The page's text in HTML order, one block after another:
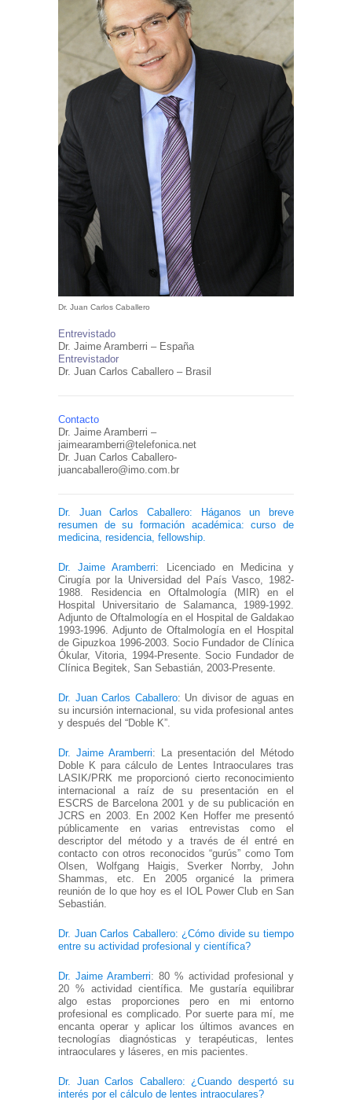
Dr. Juan Carlos Caballero
Entrevistado
Dr. Jaime Aramberri – España
Entrevistador
Dr. Juan Carlos Caballero – Brasil
Contacto
Dr. Jaime Aramberri –
jaimearamberri@telefonica.net
Dr. Juan Carlos Caballero-
juancaballero@imo.com.br
Dr. Juan Carlos Caballero: Háganos un breve
resumen de su formación académica: curso de
medicina, residencia, fellowship.
Dr. Jaime Aramberri: Licenciado en Medicina y
Cirugía por la Universidad del País Vasco, 1982-
1988. Residencia en Oftalmología (MIR) en el
Hospital Universitario de Salamanca, 1989-1992.
Adjunto de Oftalmología en el Hospital de Galdakao
1993-1996. Adjunto de Oftalmología en el Hospital
de Gipuzkoa 1996-2003. Socio Fundador de Clínica
Ókular, Vitoria, 1994-Presente. Socio Fundador de
Clínica Begitek, San Sebastián, 2003-Presente.
Dr. Juan Carlos Caballero: Un divisor de aguas en
su incursión internacional, su vida profesional antes
y después del “Doble K”.
Dr. Jaime Aramberri: La presentación del Método
Doble K para cálculo de Lentes Intraoculares tras
LASIK/PRK me proporcionó cierto reconocimiento
internacional a raíz de su presentación en el
ESCRS de Barcelona 2001 y de su publicación en
JCRS en 2003. En 2002 Ken Hoffer me presentó
públicamente en varias entrevistas como el
descriptor del método y a través de él entré en
contacto con otros reconocidos “gurús” como Tom
Olsen, Wolfgang Haigis, Sverker Norrby, John
Shammas, etc. En 2005 organicé la primera
reunión de lo que hoy es el IOL Power Club en San
Sebastián.
Dr. Juan Carlos Caballero: ¿Cómo divide su tiempo
entre su actividad profesional y científica?
Dr. Jaime Aramberri: 80 % actividad profesional y
20 % actividad científica. Me gustaría equilibrar
algo estas proporciones pero en mi entorno
profesional es complicado. Por suerte para mí, me
encanta operar y aplicar los últimos avances en
tecnologías diagnósticas y terapéuticas, lentes
intraoculares y láseres, en mis pacientes.
Dr. Juan Carlos Caballero: ¿Cuando despertó su
interés por el cálculo de lentes intraoculares?